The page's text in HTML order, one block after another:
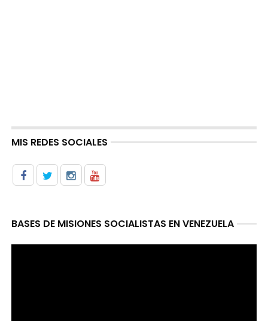
MIS REDES SOCIALES
BASES DE MISIONES SOCIALISTAS EN VENEZUELA